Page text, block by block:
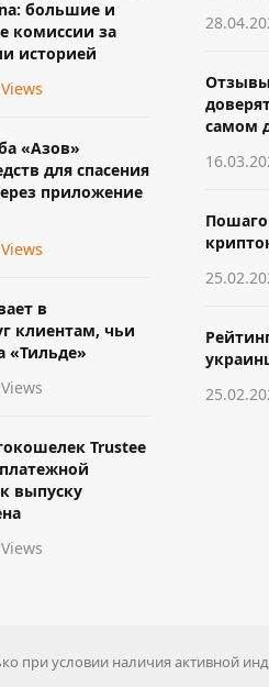
большие и
комиссии за
историей
Views
«Азов»
для спасения
приложение
Views
в
клиентам, чьи
«Тильде»
Views
Trustee
выпуску
Views
Отзывы
самом
при условии наличия активной